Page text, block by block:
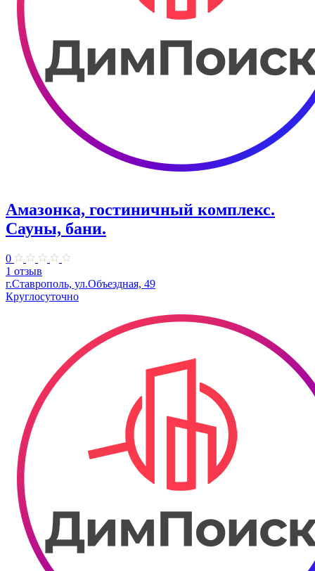
Амазонка, гостиничный комплекс.
Сауны, бани.
0
1 отзыв
г.Ставрополь, ул.Объездная, 49
Круглосуточно